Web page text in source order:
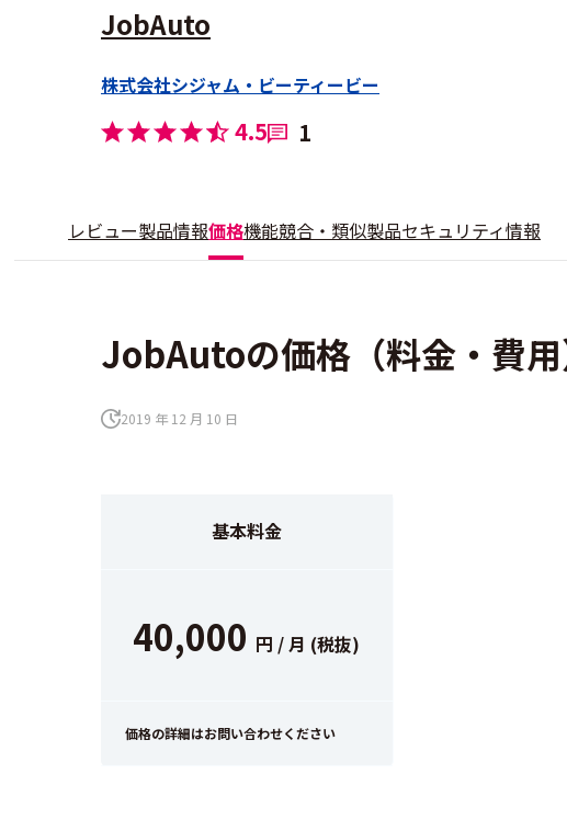
JobAuto
株式会社シジャム・ビーティービー
4.5 1
レビュー製品情報価格機能競合・類似製品セキュリティ情報
JobAutoの価格（料金・費用
2019 年 12 月 10 日
基本料金
40,000 円 / 月 (税抜)
価格の詳細はお問い合わせください